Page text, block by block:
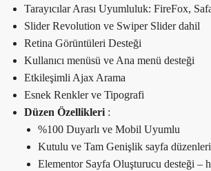
Tarayıcılar Arası Uyumluluk: FireFox,
Slider Revolution ve Swiper Slider dahil
Retina Görüntüleri Desteği
Kullanıcı menüsü ve Ana menü desteği
Etkileşimli Ajax Arama
Esnek Renkler ve Tipografi
Düzen Özellikleri :
%100 Duyarlı ve Mobil Uyumlu
Kutulu ve Tam Genişlik sayfa düzenleri
Elementor Sayfa Oluşturucu desteği –